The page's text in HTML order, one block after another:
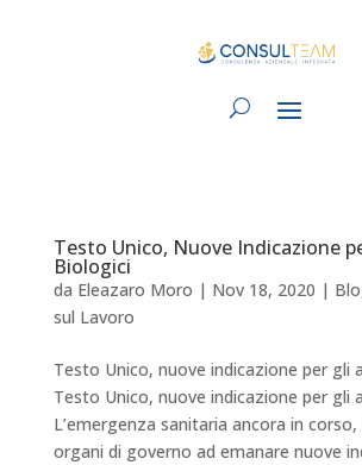
Testo Unico, Nuove Indicazione
Biologici
da Eleazaro Moro | Nov 18, 2020 |
sul Lavoro
Testo Unico, nuove indicazione per gli
Testo Unico, nuove indicazione per gli
L’emergenza sanitaria ancora in
organi di governo ad emanare nuove